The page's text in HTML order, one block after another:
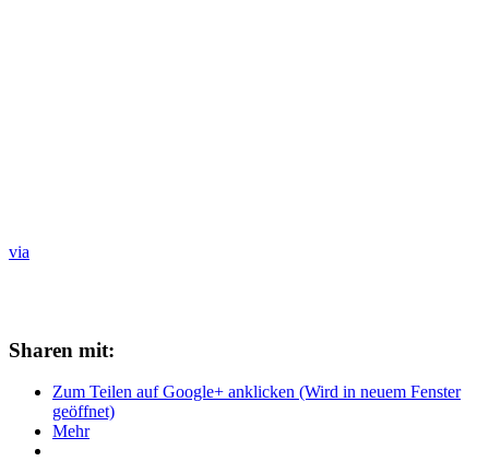
via
Sharen mit:
Zum Teilen auf Google+ anklicken (Wird in neuem Fenster
geöffnet)
Mehr